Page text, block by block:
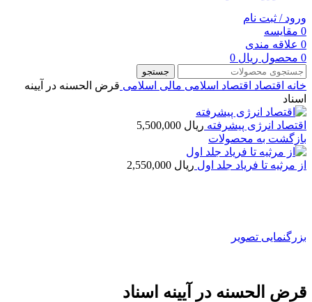
ورود / ثبت نام
0 مقایسه
0 علاقه مندی
0 محصول ریال
جستجو
خانه اقتصاد اقتصاد اسلامی مالی اسلامی
قرض ‎الحسنه در آیینه
اسناد
اقتصاد انرژی پیشرفته ریال
بازگشت به محصولات
از مرثیه تا فریاد جلد اول ریال
بزرگنمایی تصویر
قرض ‎الحسنه در آیینه اسناد